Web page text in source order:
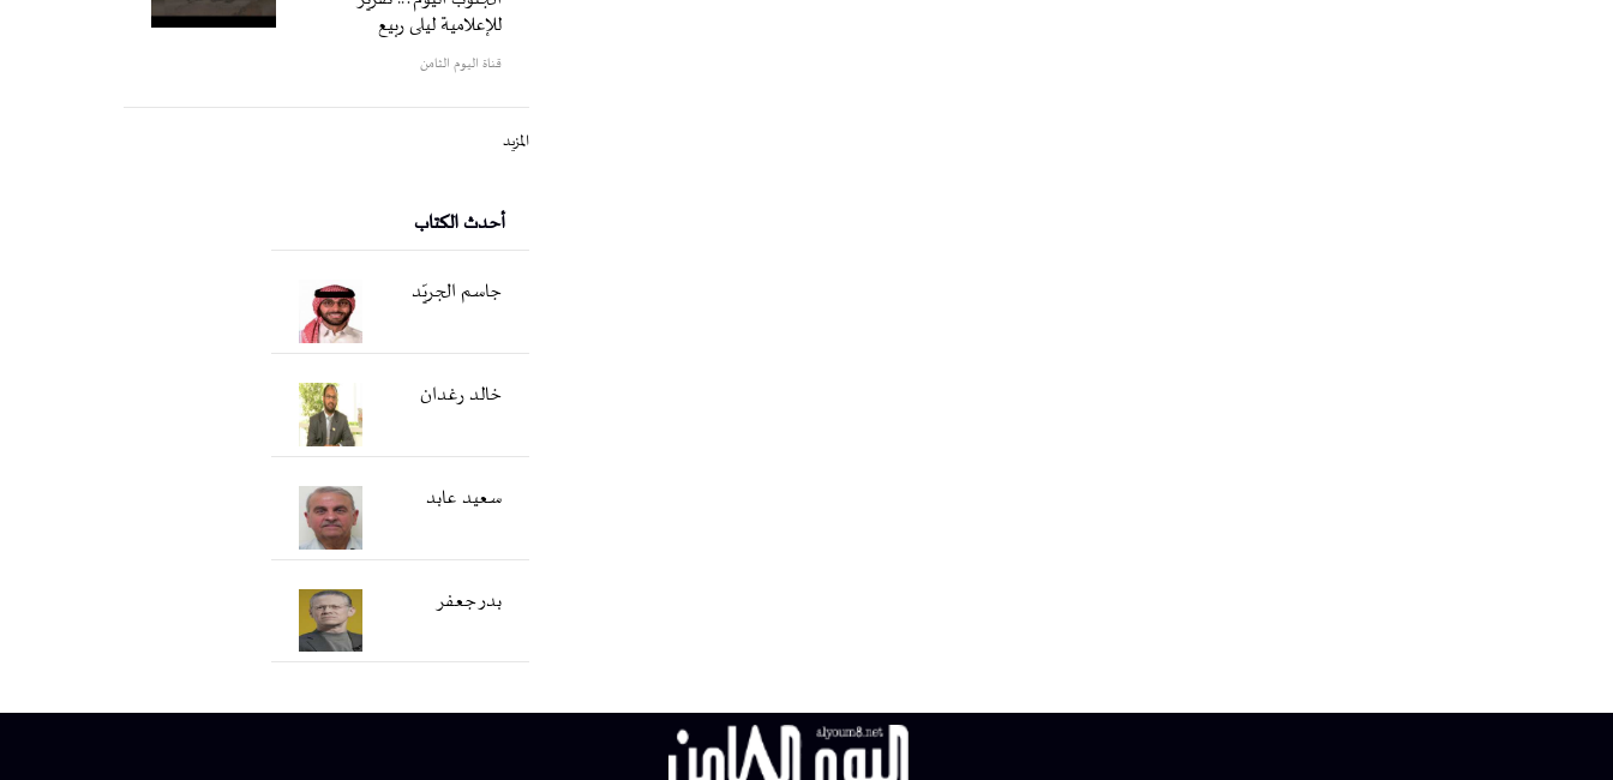
للإعلامية ليلى ربيع
قناة اليوم الثامن
المزيد
أحدث الكتاب
جاسم الجريّد
خالد رغدان
سعید عابد
بدر جعفر